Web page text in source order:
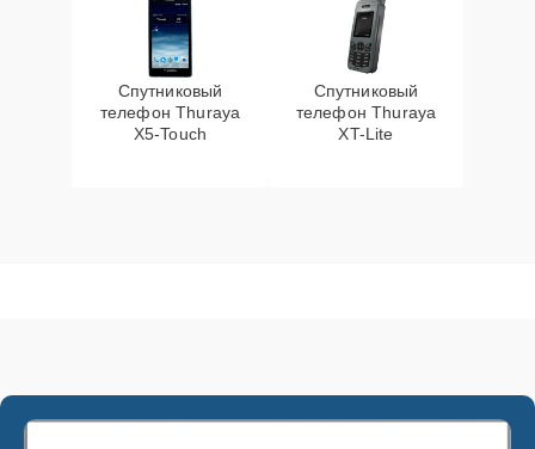
Спутниковый
телефон Thuraya
X5-Touch
Спутниковый
телефон Thuraya
XT-Lite